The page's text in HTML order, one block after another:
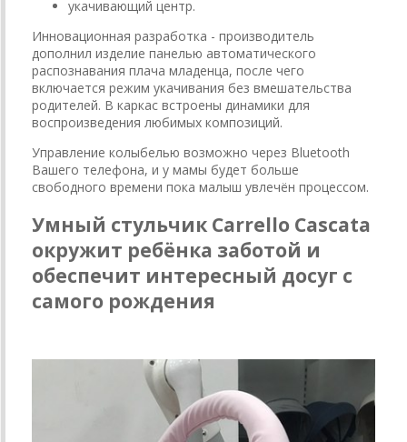
укачивающий центр.
Инновационная разработка - производитель
дополнил изделие панелью автоматического
распознавания плача младенца, после чего
включается режим укачивания без вмешательства
родителей. В каркас встроены динамики для
воспроизведения любимых композиций.
Управление колыбелью возможно через Bluetooth
Вашего телефона, и у мамы будет больше
свободного времени пока малыш увлечён процессом.
Умный стульчик Carrello Cascata
окружит ребёнка заботой и
обеспечит интересный досуг с
самого рождения